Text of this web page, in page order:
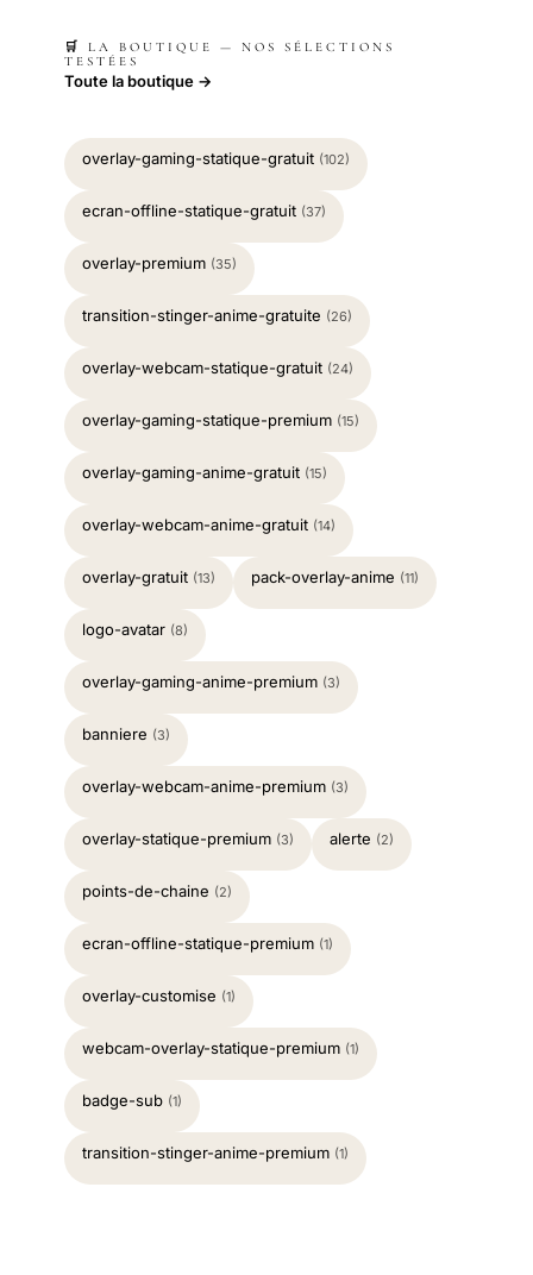
🛒 LA BOUTIQUE — NOS SÉLECTIONS
TESTÉES
Toute la boutique →
overlay-gaming-statique-gratuit (102)
ecran-offline-statique-gratuit (37)
overlay-premium (35)
transition-stinger-anime-gratuite (26)
overlay-webcam-statique-gratuit (24)
overlay-gaming-statique-premium (15)
overlay-gaming-anime-gratuit (15)
overlay-webcam-anime-gratuit (14)
overlay-gratuit (13) pack-overlay-anime (11)
logo-avatar (8)
overlay-gaming-anime-premium (3)
banniere (3)
overlay-webcam-anime-premium (3)
overlay-statique-premium (3) alerte (2)
points-de-chaine (2)
ecran-offline-statique-premium (1)
overlay-customise (1)
webcam-overlay-statique-premium (1)
badge-sub (1)
transition-stinger-anime-premium (1)